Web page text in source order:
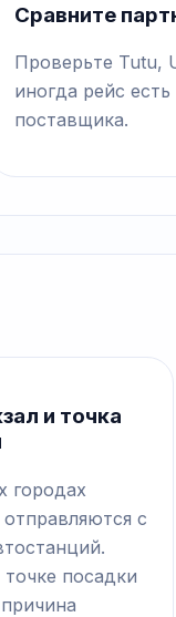
Сравните
Проверьте Tutu,
иногда рейс
поставщика.
и точка
городах
с
посадки